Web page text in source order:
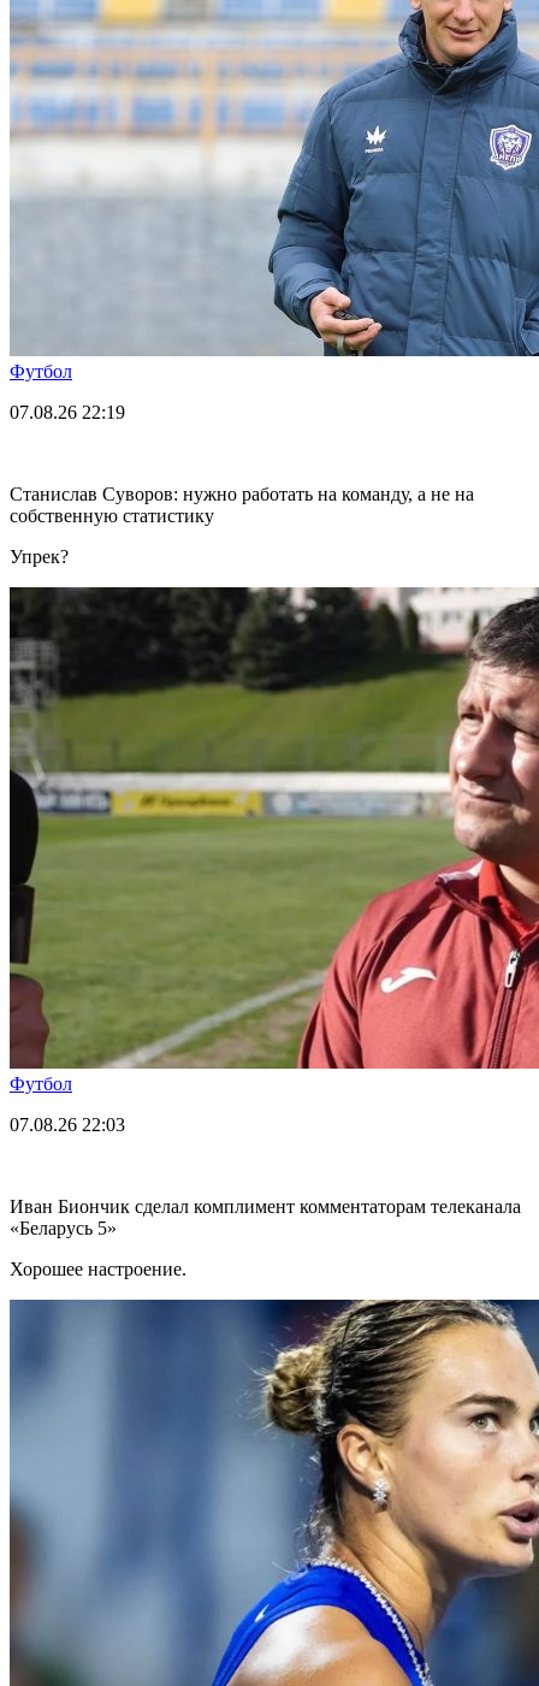
Футбол
07.08.26 22:19
Станислав Суворов: нужно работать на команду, а не на
собственную статистику
Упрек?
Футбол
07.08.26 22:03
Иван Биончик сделал комплимент комментаторам телеканала
«Беларусь 5»
Хорошее настроение.